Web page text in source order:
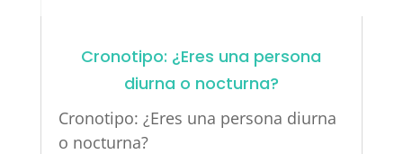
Cronotipo: ¿Eres una persona
diurna o nocturna?
Cronotipo: ¿Eres una persona diurna
o nocturna?